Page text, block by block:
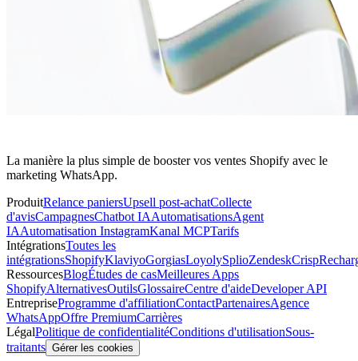
La manière la plus simple de booster vos ventes Shopify avec le
marketing WhatsApp.
ProduitRelance paniersUpsell post-achatCollecte
d'avisCampagnesChatbot IAAutomatisationsAgent
IAAutomatisation InstagramKanal MCPTarifs
IntégrationsToutes les
intégrationsShopifyKlaviyoGorgiasLoyolySplioZendeskCrisp
RessourcesBlogÉtudes de casMeilleures Apps
ShopifyAlternativesOutilsGlossaireCentre d'aideDeveloper API
EntrepriseProgramme d'affiliationContactPartenairesAgence
WhatsAppOffre PremiumCarrières
LégalPolitique de confidentialitéConditions d'utilisationSous-
traitants Gérer les cookies